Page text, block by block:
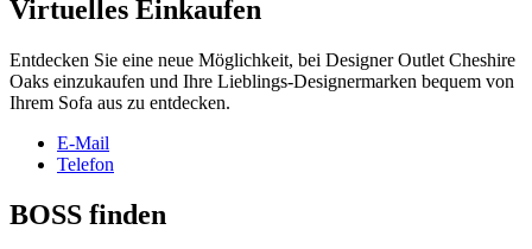
Virtuelles Einkaufen
Entdecken Sie eine neue Möglichkeit, bei Designer Outlet Cheshire
Oaks einzukaufen und Ihre Lieblings-Designermarken bequem von
Ihrem Sofa aus zu entdecken.
E-Mail
Telefon
BOSS finden